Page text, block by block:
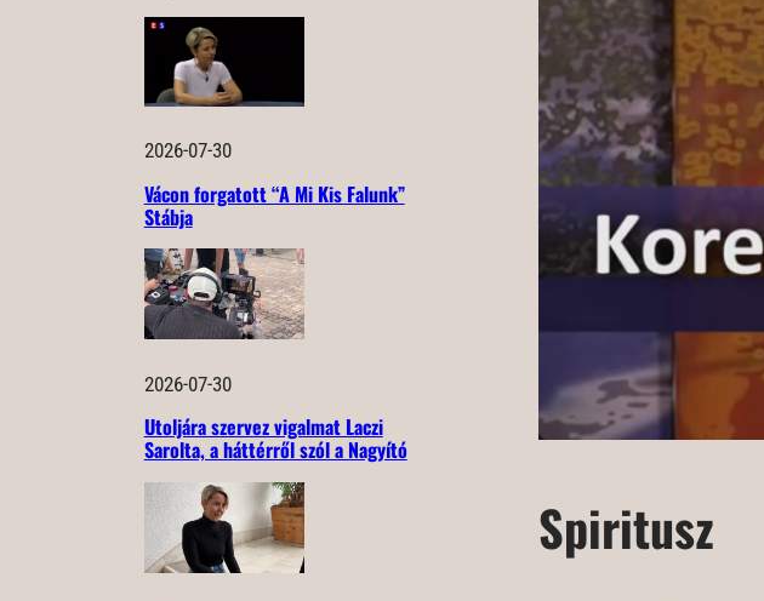
2026-07-30
Vácon forgatott “A Mi Kis Falunk”
Stábja
2026-07-30
Utoljára szervez vigalmat Laczi
Sarolta, a háttérről szól a Nagyító
Spiritusz